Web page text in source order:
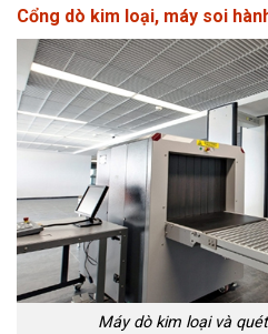
Cổng dò kim loại, máy soi
Máy dò kim loại và